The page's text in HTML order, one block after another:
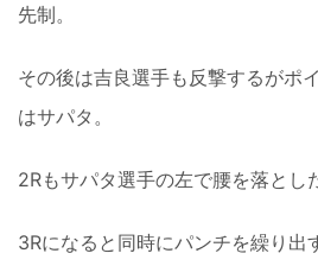
先制。
その後は吉良選手も反撃するがポ
はサパタ。
2Rもサパタ選手の左で腰を落とし
3Rになると同時にパンチを繰り出